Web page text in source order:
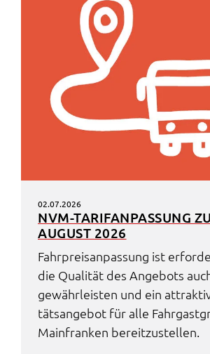
02.07.2026
NVM-TARIF­AN­PAS­SUNG
AUGUST 2026
Fahr­preis­an­pas­sung ist
die Quali­tät des Ange­bots
gewähr­leis­ten und ein
täts­an­ge­bot für alle
Main­fran­ken bereit­zu­stel­len.